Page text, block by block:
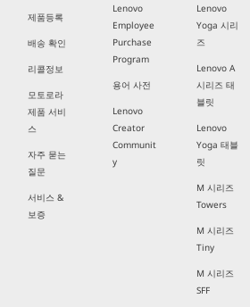
제품등록
배송 확인
리콜정보
모토로라
제품 서비
스
자주 묻는
질문
서비스 &
보증
Lenovo
Employee
Purchase
Program
용어 사전
Lenovo
Creator
Communit
y
Lenovo
Yoga 시리
즈
Lenovo A
시리즈 태
블릿
Lenovo
Yoga 태블
릿
M 시리즈
Towers
M 시리즈
Tiny
M 시리즈
SFF